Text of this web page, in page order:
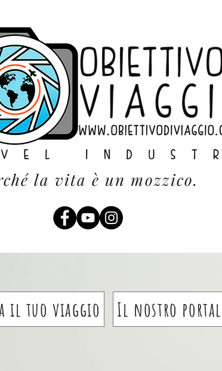
la vita è un mozzico.
il tuo viaggio Il nostro